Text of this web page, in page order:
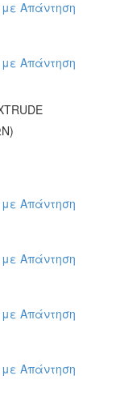
με Απάντηση
με Απάντηση
με Απάντηση
με Απάντηση
με Απάντηση
με Απάντηση